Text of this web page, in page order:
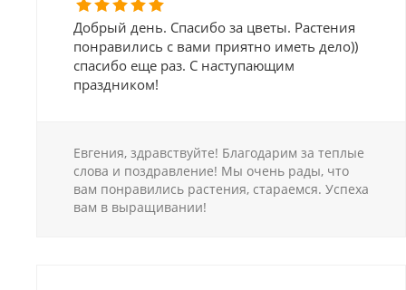
Добрый день. Спасибо за цветы. Растения
понравились с вами приятно иметь дело))
спасибо еще раз. С наступающим
праздником!
Евгения, здравствуйте! Благодарим за теплые
слова и поздравление! Мы очень рады, что
вам понравились растения, стараемся. Успеха
вам в выращивании!